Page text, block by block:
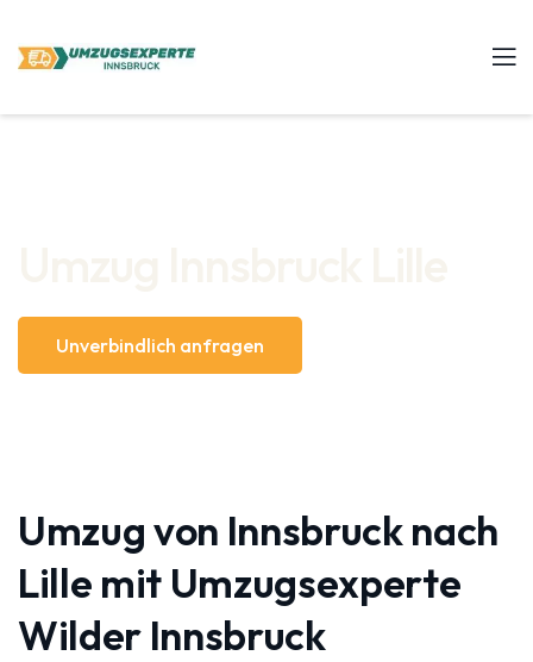
Unverbindlich anfragen
Umzug von Innsbruck nach
Lille mit Umzugsexperte
Wilder Innsbruck